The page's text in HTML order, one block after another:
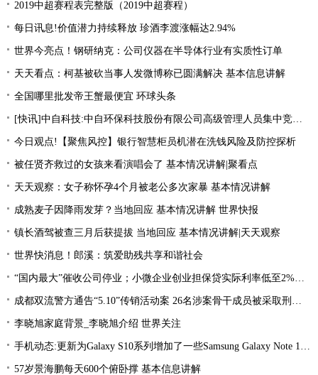
2019中超赛程表完整版（2019中超赛程）
每日讯息!价值潜力持续释放 珍酒李渡涨幅达2.94%
世界今亮点！钢研纳克：公司仪器在半导体行业有实质性订单
天天看点：柯基被砍当事人发微博称已圆满解决 基本信息讲解
全国哪里批发帝王蟹最便宜 环球头条
[快讯]中自科技:中自环保科技股份有限公司高级管理人员集中竞价减持股份进展|观焦点
今日观点!【聚焦风控】银行智慧柜员机潜在洗钱风险及防控探析
被任贤齐救过的女孩来看演唱会了 基本情况讲解|聚看点
天天观察：女子称怀孕4个月被老公多次家暴 基本情况讲解
成熟麦子因降雨发芽？当地回应 基本情况讲解 世界快报
镇长酒驾被查三月后获提拔 当地回应 基本情况讲解|天天观察
世界快消息！郎溪：筑爱助残共享和谐社会
“国内最大”催收公司停业；小微企业创业担保贷实际利率低至2%左右；趣店、爱财注销小贷牌照丨21消费金融参考-当前看点
成都双流警方通告“5.10”传销活动案 26名涉案骨干成员被采取刑事强制措施 环球热文
李晓旭家庭背景_李晓旭介绍 世界关注
手机动态:更新为Galaxy S10系列增加了一些Samsung Galaxy Note 10功能|环球消息
57岁景海鹏每天600个俯卧撑 基本信息讲解